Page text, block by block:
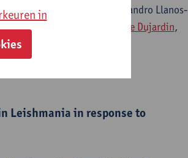
Adaui, Jorge Arevalo, Alejandro Llanos-
A. Cotton,
Jean-Claude Dujardin,
Leishmania in response to
in